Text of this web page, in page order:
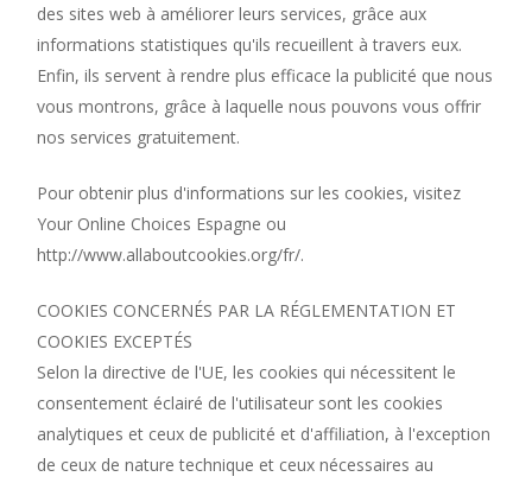
des sites web à améliorer leurs services, grâce aux
informations statistiques qu'ils recueillent à travers eux.
Enfin, ils servent à rendre plus efficace la publicité que nous
vous montrons, grâce à laquelle nous pouvons vous offrir
nos services gratuitement.
Pour obtenir plus d'informations sur les cookies, visitez
Your Online Choices Espagne ou
http://www.allaboutcookies.org/fr/.
COOKIES CONCERNÉS PAR LA RÉGLEMENTATION ET
COOKIES EXCEPTÉS
Selon la directive de l'UE, les cookies qui nécessitent le
consentement éclairé de l'utilisateur sont les cookies
analytiques et ceux de publicité et d'affiliation, à l'exception
de ceux de nature technique et ceux nécessaires au